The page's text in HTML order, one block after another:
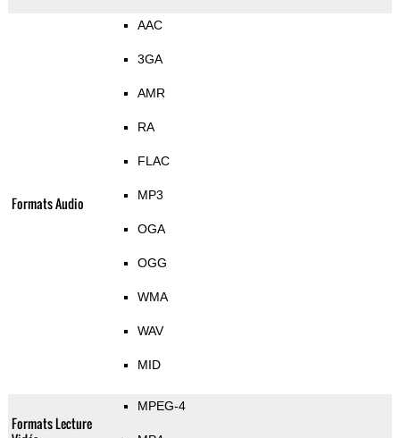
Formats Audio
AAC
3GA
AMR
RA
FLAC
MP3
OGA
OGG
WMA
WAV
MID
Formats Lecture
MPEG-4